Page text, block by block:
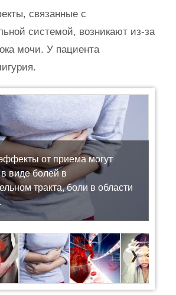
связанные с
системой, возникают из-за
мочи. У пациента
от приема могут
в виде болей в
тракта, боли в области
Next